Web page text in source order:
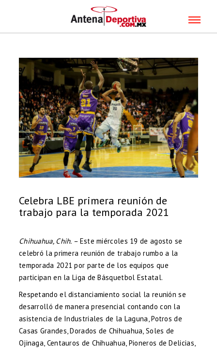
Celebra LBE primera reunión de
trabajo para la temporada 2021
Chihuahua, Chih. – Este miércoles 19 de agosto se
celebró la primera reunión de trabajo rumbo a la
temporada 2021 por parte de los equipos que
participan en la Liga de Básquetbol Estatal.
Respetando el distanciamiento social la reunión se
desarrolló de manera presencial contando con la
asistencia de Industriales de la Laguna, Potros de
Casas Grandes, Dorados de Chihuahua, Soles de
Ojinaga, Centauros de Chihuahua, Pioneros de Delicias,